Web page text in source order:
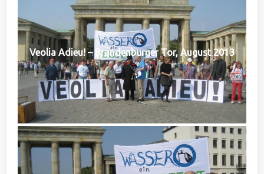
Veolia Adieu! – Brandenburger Tor, August 2013